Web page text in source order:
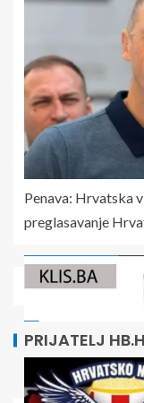
Penava: Hrvatska
preglasavanje
PRIJATELJ